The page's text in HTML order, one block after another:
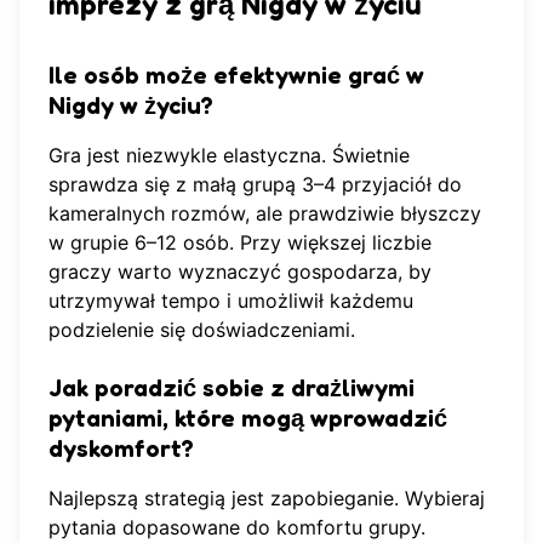
Ile osób może efektywnie grać w
Nigdy w życiu?
Gra jest niezwykle elastyczna. Świetnie
sprawdza się z małą grupą 3–4 przyjaciół do
kameralnych rozmów, ale prawdziwie błyszczy
w grupie 6–12 osób. Przy większej liczbie
graczy warto wyznaczyć gospodarza, by
utrzymywał tempo i umożliwił każdemu
podzielenie się doświadczeniami.
Jak poradzić sobie z drażliwymi
pytaniami, które mogą wprowadzić
dyskomfort?
Najlepszą strategią jest zapobieganie. Wybieraj
pytania dopasowane do komfortu grupy.